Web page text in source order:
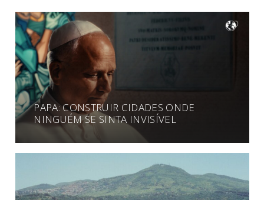
PAPA: CONSTRUIR CIDADES ONDE
NINGUÉM SE SINTA INVISÍVEL